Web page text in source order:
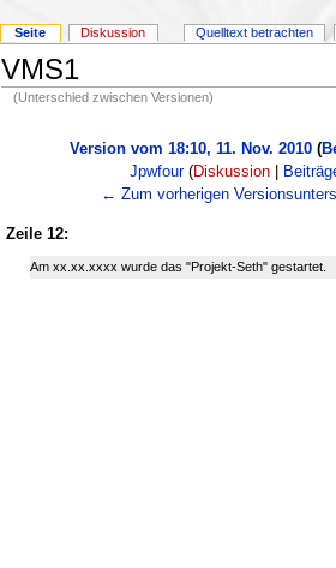
VMS1
(Unterschied zwischen Versionen)
Version vom 18:10, 11. Nov. 2010(
Jpwfour(Diskussion|
← Zum vorherigen
Zeile 12:
Am xx.xx.xxxx wurde das "Projekt-Seth" gestartet.
Seite Diskussion Quelltext betrachten